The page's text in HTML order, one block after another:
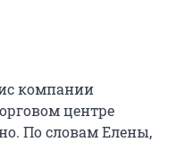
компании
центре
По словам Елены,